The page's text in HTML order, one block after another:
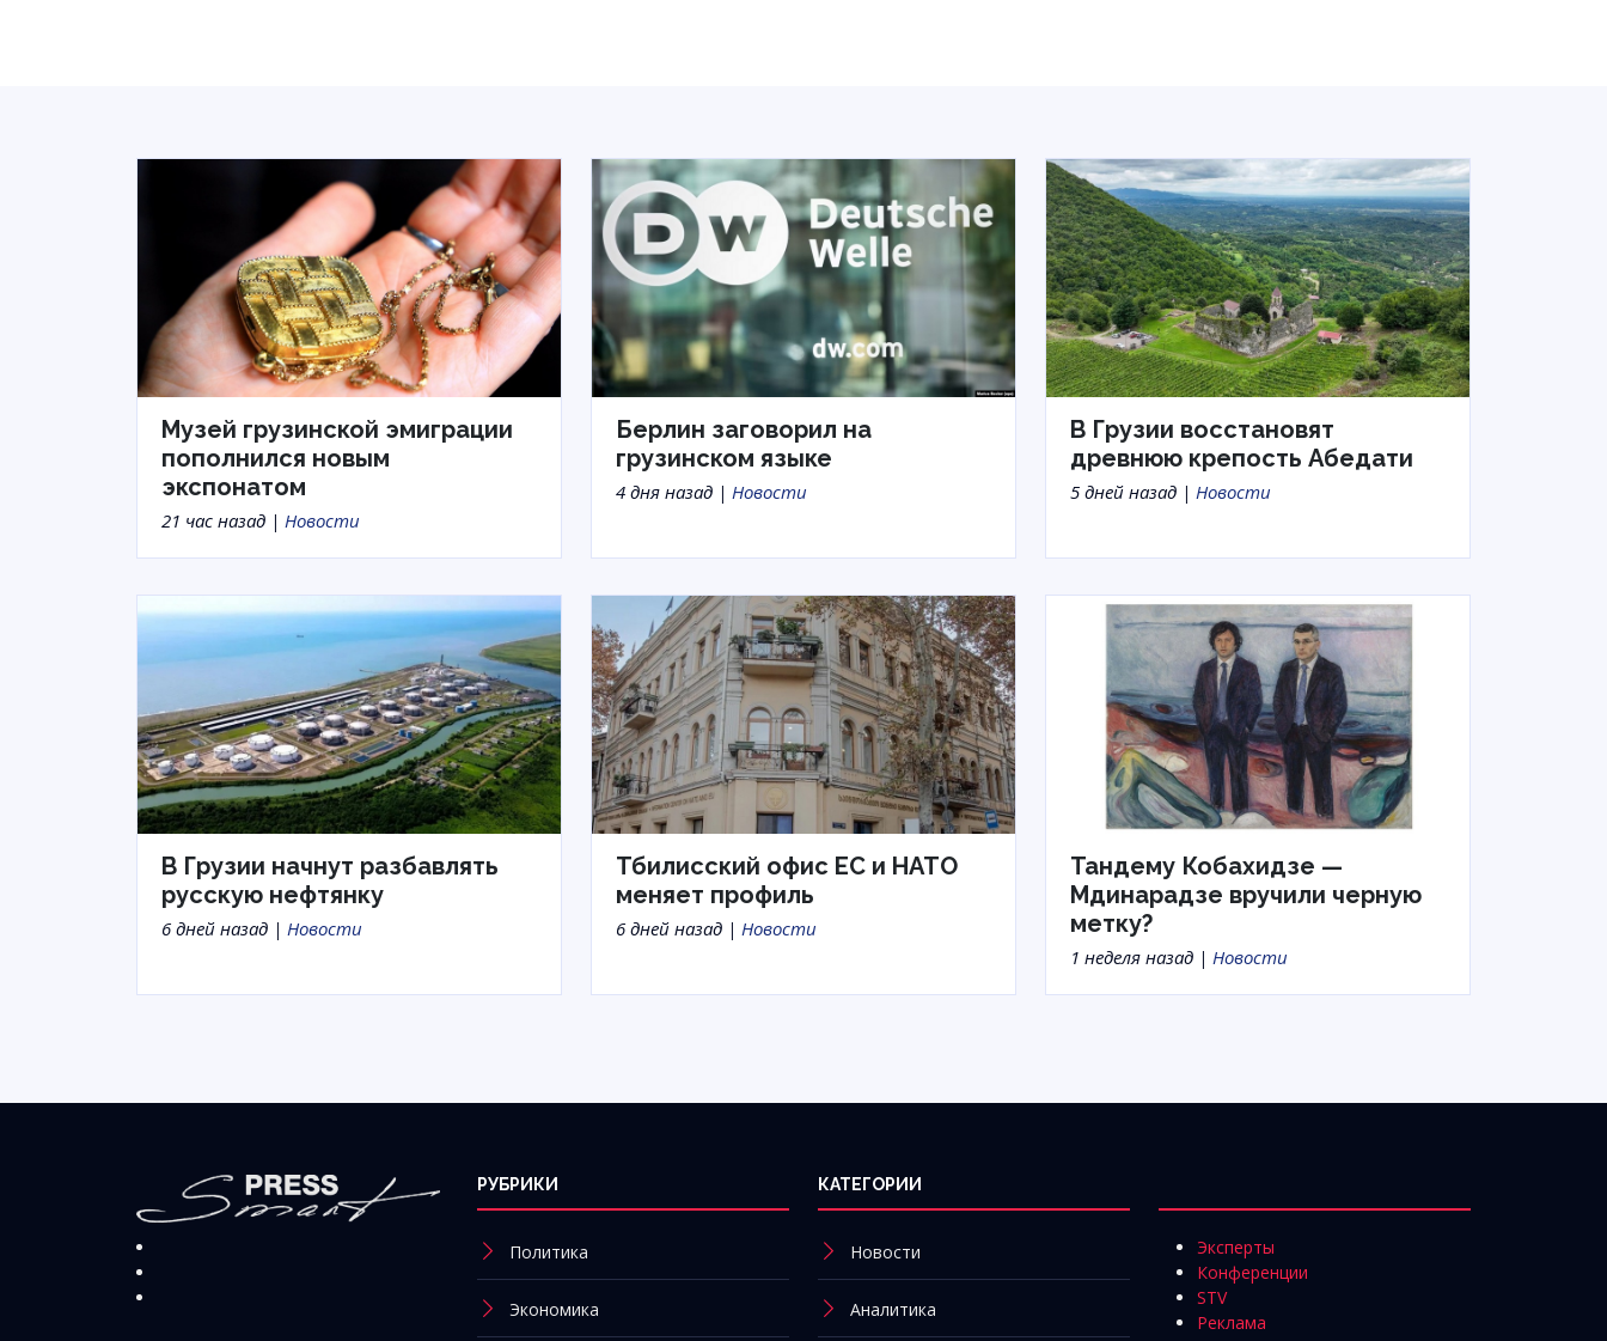
Музей грузинской эмиграции
пополнился новым
экспонатом
21 час назад | Новости
Берлин заговорил на
грузинском языке
4 дня назад | Новости
В Грузии восстановят
древнюю крепость Абедати
5 дней назад | Новости
В Грузии начнут разбавлять
русскую нефтянку
6 дней назад | Новости
Тбилисский офис ЕС и НАТО
меняет профиль
6 дней назад | Новости
Тандему Кобахидзе —
Мдинарадзе вручили черную
метку?
1 неделя назад | Новости
РУБРИКИ
Политика
Экономика
КАТЕГОРИИ
Новости
Аналитика
Эксперты
Конференции
STV
Реклама